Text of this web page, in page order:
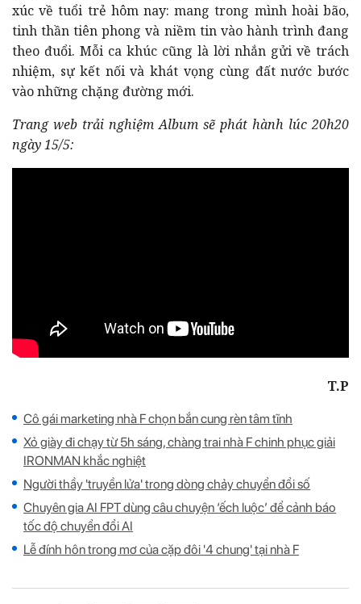
xúc về tuổi trẻ hôm nay: mang trong mình hoài bão,
tinh thần tiên phong và niềm tin vào hành trình đang
theo đuổi. Mỗi ca khúc cũng là lời nhắn gửi về trách
nhiệm, sự kết nối và khát vọng cùng đất nước bước
vào những chặng đường mới.
Trang web trải nghiệm Album sẽ phát hành lúc 20h20
ngày 15/5:
T.P
Cô gái marketing nhà F chọn bắn cung rèn tâm tĩnh
Xỏ giày đi chạy từ 5h sáng, chàng trai nhà F chinh phục giải
IRONMAN khắc nghiệt
Người thầy 'truyền lửa' trong dòng chảy chuyển đổi số
Chuyên gia AI FPT dùng câu chuyện ‘ếch luộc’ để cảnh báo
tốc độ chuyển đổi AI
Lễ đính hôn trong mơ của cặp đôi '4 chung' tại nhà F